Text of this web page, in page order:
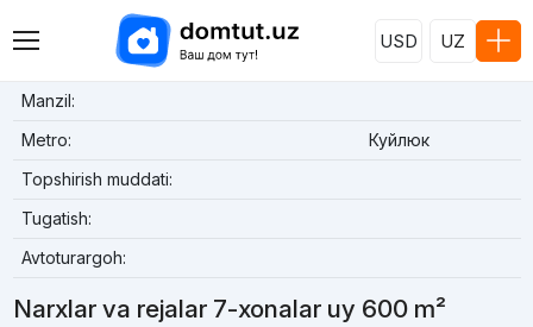
USD UZ
Manzil:
Metro:
Куйлюк
Topshirish muddati:
Tugatish:
Avtoturargoh:
Narxlar va rejalar 7-xonalar uy 600 m²